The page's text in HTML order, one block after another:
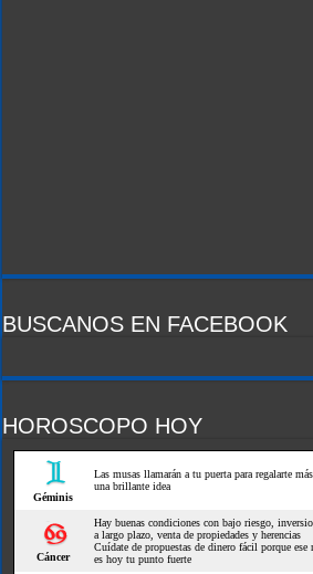
BUSCANOS EN FACEBOOK
HOROSCOPO HOY